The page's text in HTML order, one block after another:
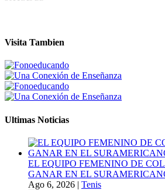
Visita Tambien
Ultimas Noticias
EL EQUIPO FEMENINO DE
GANAR EN EL
Ago 6, 2026 | Tenis